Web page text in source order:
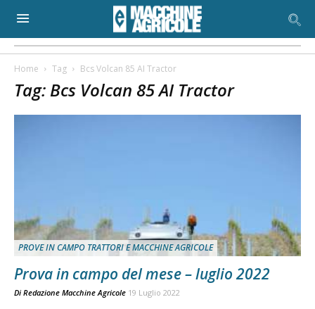
Home Tag Bcs Volcan 85 AI Tractor
Tag: Bcs Volcan 85 AI Tractor
PROVE IN CAMPO TRATTORI E MACCHINE AGRICOLE
Prova in campo del mese – luglio 2022
Di Redazione Macchine Agricole 19 Luglio 2022